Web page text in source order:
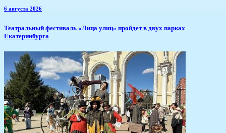
6 августа 2026
​Театральный фестиваль «Лица улиц» пройдет в двух парках
Екатеринбурга